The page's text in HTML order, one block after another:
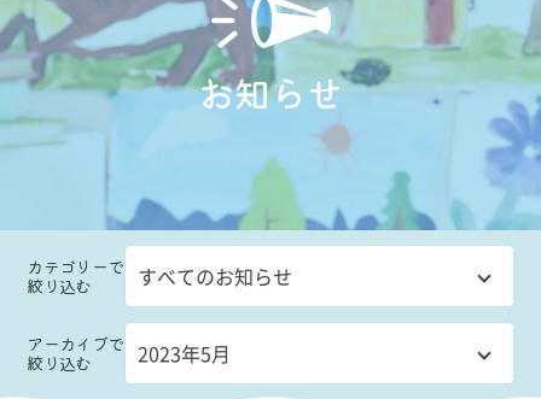
お知らせ
カテゴリーで
絞り込む
アーカイブで
絞り込む